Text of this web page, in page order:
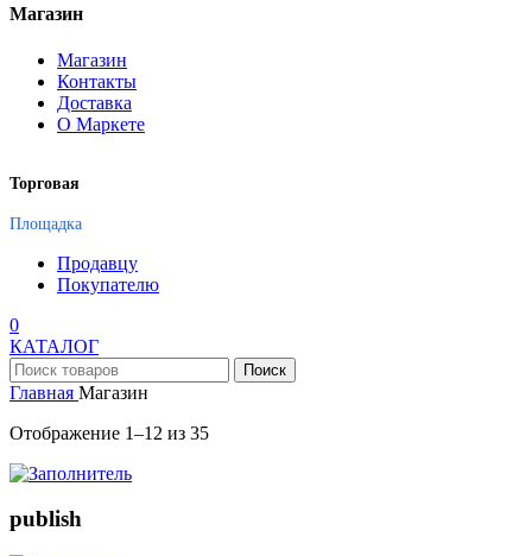
Магазин
Магазин
Контакты
Доставка
О Маркете
Торговая
Площадка
Продавцу
Покупателю
0
КАТАЛОГ
Поиск
Главная Магазин
Отображение 1–12 из 35
publish